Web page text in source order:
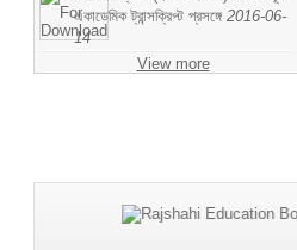
একাডেমিক ট্রান্সক্রিপ্ট প্রসঙ্গে 2016-06-
14
View more